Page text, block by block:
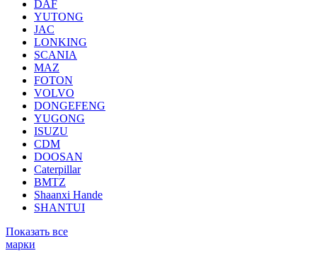
DAF
YUTONG
JAC
LONKING
SCANIA
MAZ
FOTON
VOLVO
DONGEFENG
YUGONG
ISUZU
CDM
DOOSAN
Caterpillar
BMTZ
Shaanxi Hande
SHANTUI
Показать все
марки